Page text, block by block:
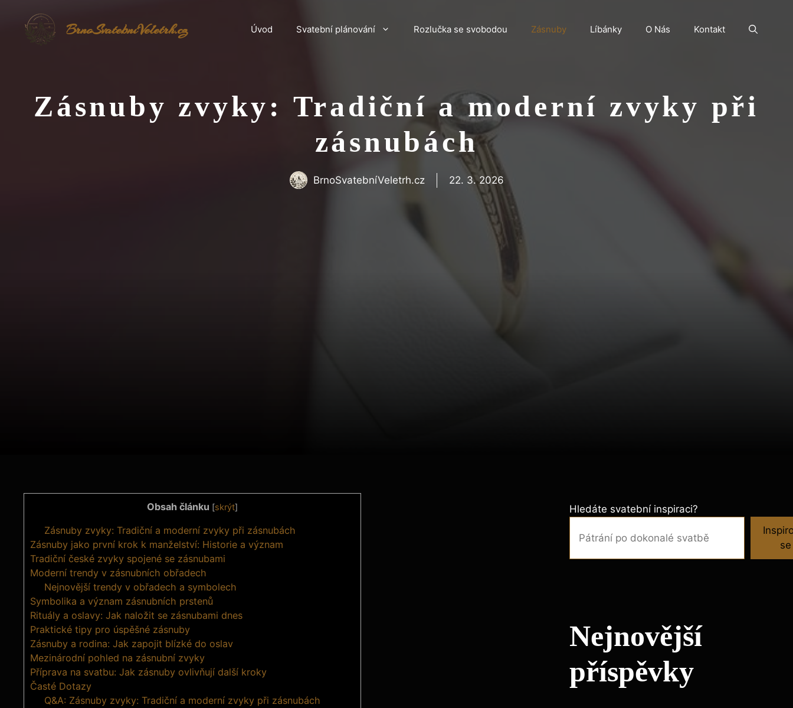
BrnoSvatebníVeletrh.cz Úvod Svatební plánování Rozlučka se svobodou Zásnuby Líbánky O Nás Kontakt
Zásnuby zvyky: Tradiční a moderní zvyky při
zásnubách
BrnoSvatebníVeletrh.cz 22. 3. 2026
Obsah článku [skrýt]
Zásnuby zvyky: Tradiční a moderní zvyky při zásnubách
Zásnuby jako první krok k manželství: Historie a význam
Tradiční české zvyky spojené se zásnubami
Moderní trendy v zásnubních obřadech
Nejnovější trendy v obřadech a symbolech
Symbolika a význam zásnubních prstenů
Rituály a oslavy: Jak naložit se zásnubami dnes
Praktické tipy pro úspěšné zásnuby
Zásnuby a rodina: Jak zapojit blízké do oslav
Mezinárodní pohled na zásnubní zvyky
Příprava na svatbu: Jak zásnuby ovlivňují další kroky
Časté Dotazy
Q&A: Zásnuby zvyky: Tradiční a moderní zvyky při zásnubách
Hledáte svatební inspiraci?
se
Nejnovější
příspěvky